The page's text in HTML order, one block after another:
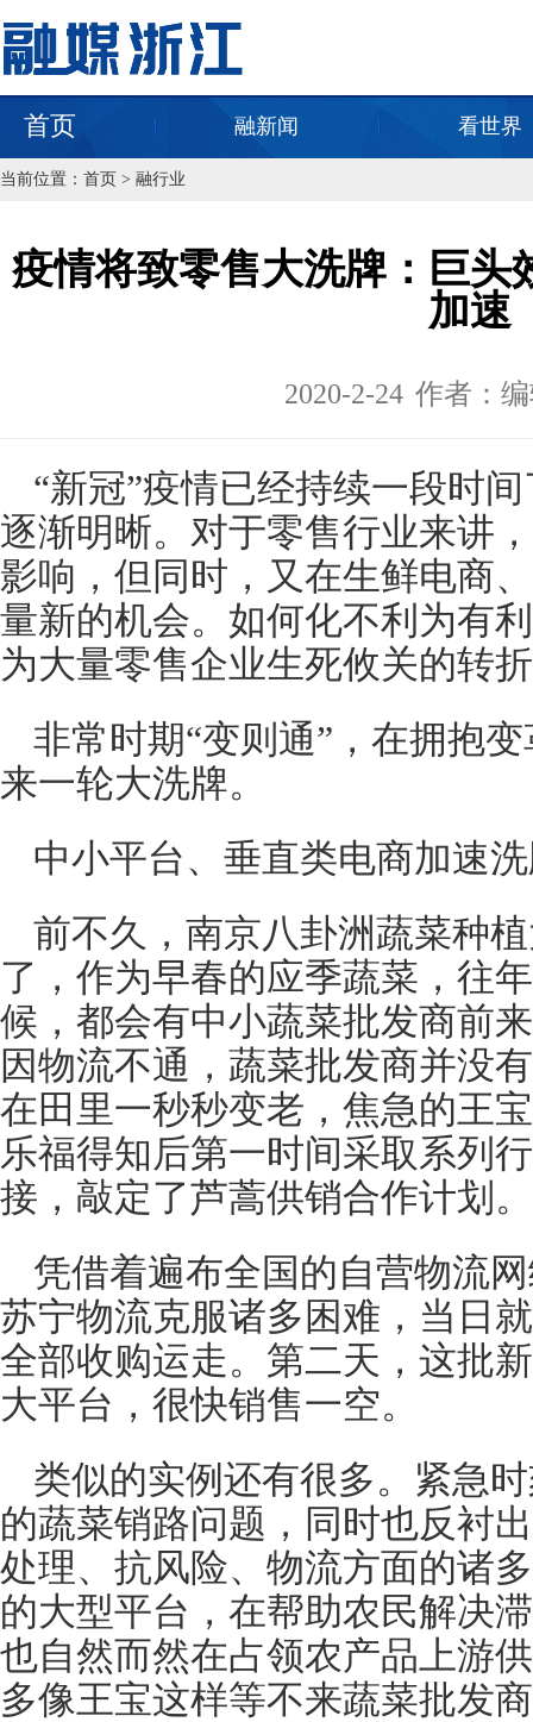
首页 融新闻 看世界
当前位置： 首页 > 融行业
疫情将致零售大洗牌：巨头
加速
2020-2-24 作者：
“新冠”疫情已经持续一段时
逐渐明晰。对于零售行业来讲
影响，但同时，又在生鲜电商
量新的机会。如何化不利为有
为大量零售企业生死攸关的转
非常时期“变则通”，在拥抱
来一轮大洗牌。
中小平台、垂直类电商加速
前不久，南京八卦洲蔬菜种
了，作为早春的应季蔬菜，往
候，都会有中小蔬菜批发商前
因物流不通，蔬菜批发商并没
在田里一秒秒变老，焦急的王
乐福得知后第一时间采取系列
接，敲定了芦蒿供销合作计划。
凭借着遍布全国的自营物流
苏宁物流克服诸多困难，当日
全部收购运走。第二天，这批
大平台，很快销售一空。
类似的实例还有很多。紧急
的蔬菜销路问题，同时也反衬
处理、抗风险、物流方面的诸
的大型平台，在帮助农民解决
也自然而然在占领农产品上游
多像王宝这样等不来蔬菜批发